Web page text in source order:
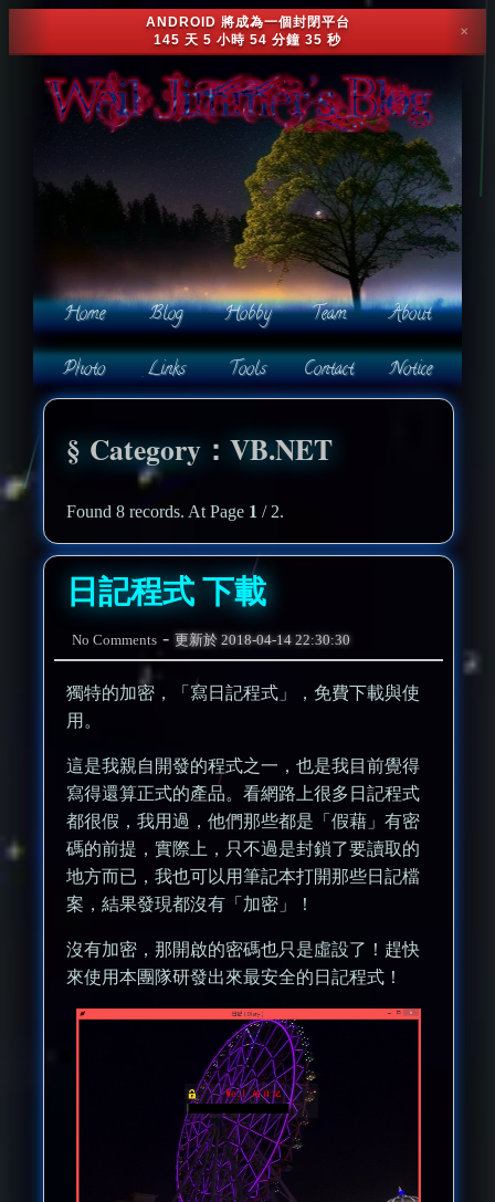
ANDROID 將成為一個封閉平台
145 天 5 小時 54 分鐘 32 秒
✕
Category：VB.NET
Found 8 records. At Page 1 / 2.
日記程式 下載
No Comments -更新於2018-04-14 22:30:30
獨特的加密，「寫日記程式」，免費下載與使
用。
這是我親自開發的程式之一，也是我目前覺得
寫得還算正式的產品。看網路上很多日記程式
都很假，我用過，他們那些都是「假藉」有密
碼的前提，實際上，只不過是封鎖了要讀取的
地方而已，我也可以用筆記本打開那些日記檔
案，結果發現都沒有「加密」！
沒有加密，那開啟的密碼也只是虛設了！趕快
來使用本團隊研發出來最安全的日記程式！